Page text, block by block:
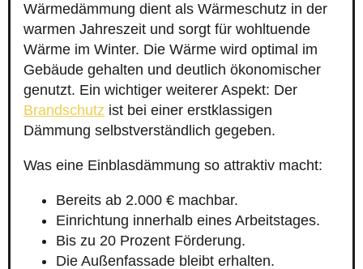
Wärmedämmung dient als Wärmeschutz in der
warmen Jahreszeit und sorgt für wohltuende
Wärme im Winter. Die Wärme wird optimal im
Gebäude gehalten und deutlich ökonomischer
genutzt. Ein wichtiger weiterer Aspekt: Der
Brandschutz ist bei einer erstklassigen
Dämmung selbstverständlich gegeben.
Was eine Einblasdämmung so attraktiv macht:
Bereits ab 2.000 € machbar.
Einrichtung innerhalb eines Arbeitstages.
Bis zu 20 Prozent Förderung.
Die Außenfassade bleibt erhalten.